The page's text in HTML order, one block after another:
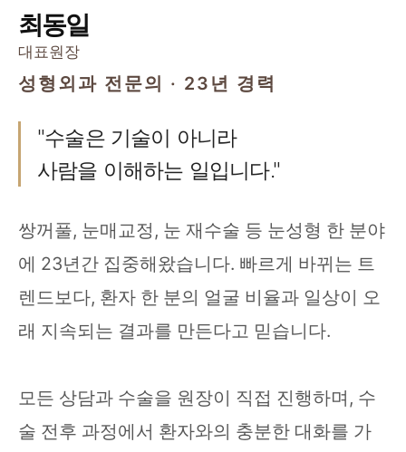
최동일
대표원장
성형외과 전문의 · 23년 경력
"수술은 기술이 아니라
사람을 이해하는 일입니다."
쌍꺼풀, 눈매교정, 눈 재수술 등 눈성형 한 분야
에 23년간 집중해왔습니다. 빠르게 바뀌는 트
렌드보다, 환자 한 분의 얼굴 비율과 일상이 오
래 지속되는 결과를 만든다고 믿습니다.
모든 상담과 수술을 원장이 직접 진행하며, 수
술 전후 과정에서 환자와의 충분한 대화를 가